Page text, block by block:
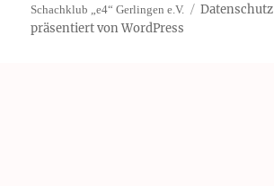
Schachklub „e4“ Gerlingen e.V. Datenschutz
präsentiert von WordPress